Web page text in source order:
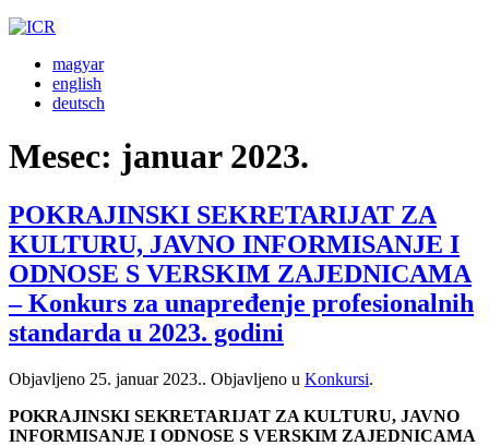
magyar
english
deutsch
Mesec: januar 2023.
POKRAJINSKI SEKRETARIJAT ZA
KULTURU, JAVNO INFORMISANJE I
ODNOSE S VERSKIM ZAJEDNICAMA
– Konkurs za unapređenje profesionalnih
standarda u 2023. godini
Objavljeno 25. januar 2023.. Objavljeno u Konkursi.
POKRAJINSKI SEKRETARIJAT ZA KULTURU, JAVNO
INFORMISANJE I ODNOSE S VERSKIM ZAJEDNICAMA